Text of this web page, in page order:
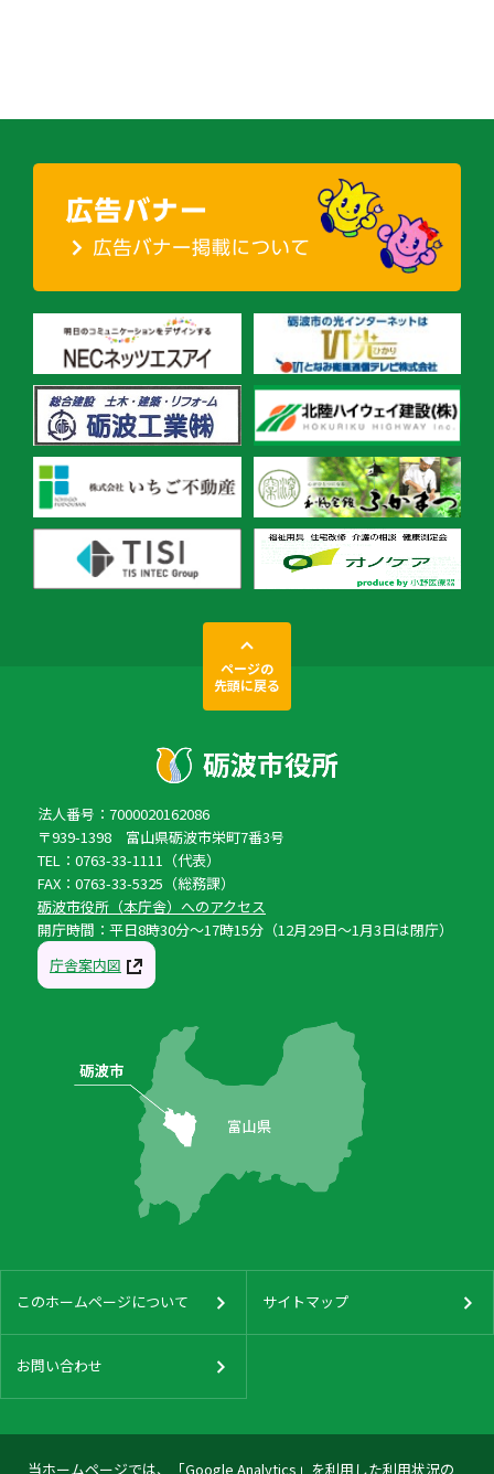
当ホームページでは、「Google Analytics」を利用した利用状況の
ページの
先頭に戻る
法人番号：7000020162086
〒939-1398 富山県砺波市栄町7番3号
TEL：0763-33-1111（代表）
FAX：0763-33-5325（総務課）
砺波市役所（本庁舎）へのアクセス
開庁時間：平日8時30分〜17時15分（12月29日〜1月3日は閉庁）
庁舎案内図
このホームページについて サイトマップ
お問い合わせ